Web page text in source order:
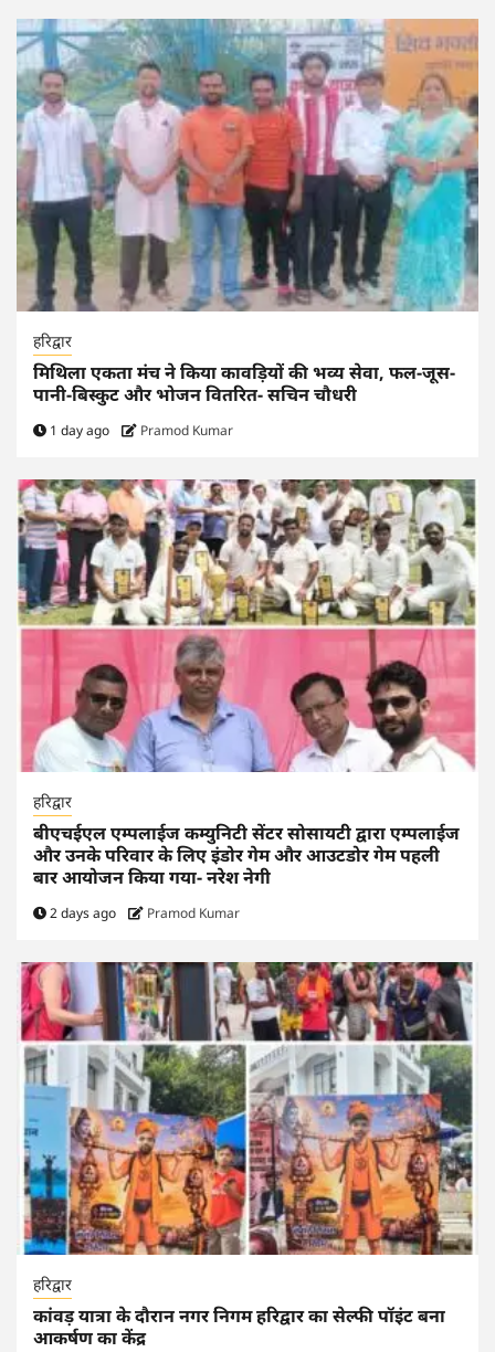
हरिद्वार
मिथिला एकता मंच ने किया कावड़ियों की भव्य सेवा, फल-जूस-
पानी-बिस्कुट और भोजन वितरित- सचिन चौधरी
1 day ago Pramod Kumar
हरिद्वार
बीएचईएल एम्पलाईज कम्युनिटी सेंटर सोसायटी द्वारा एम्पलाईज
और उनके परिवार के लिए इंडोर गेम और आउटडोर गेम पहली
बार आयोजन किया गया- नरेश नेगी
2 days ago Pramod Kumar
हरिद्वार
कांवड़ यात्रा के दौरान नगर निगम हरिद्वार का सेल्फी पॉइंट बना
आकर्षण का केंद्र